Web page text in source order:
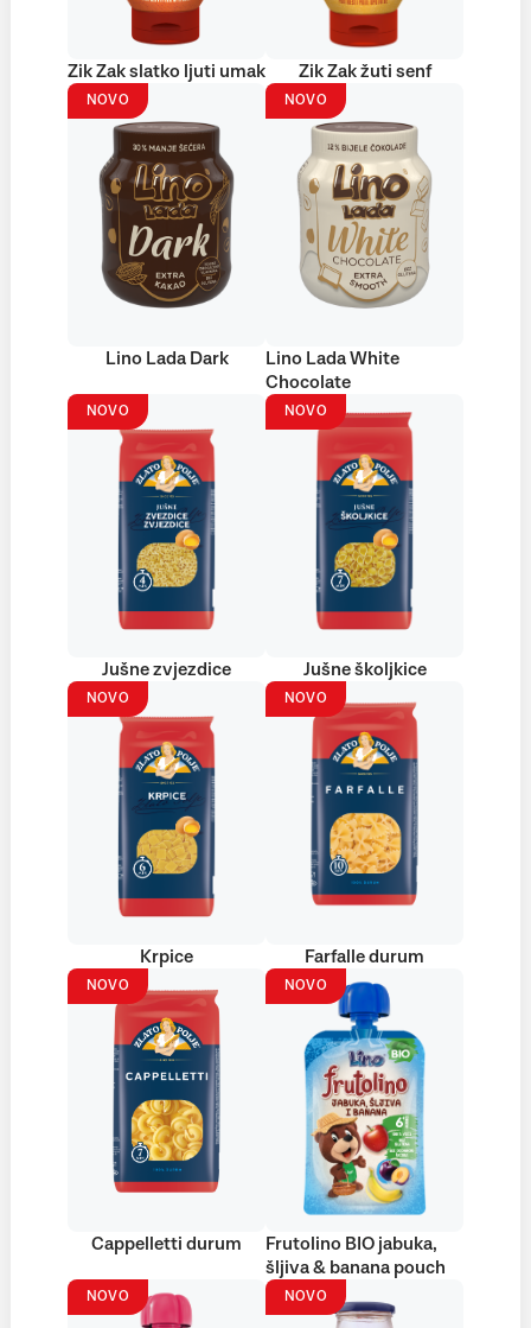
Zik Zak slatko ljuti umak Zik Zak žuti senf
NOVO
Lino Lada Dark
NOVO
Lino Lada White
Chocolate
NOVO
Jušne zvjezdice
NOVO
Jušne školjkice
NOVO
Krpice
NOVO
Farfalle durum
NOVO
Cappelletti durum
NOVO
Frutolino BIO jabuka,
šljiva & banana pouch
NOVO NOVO